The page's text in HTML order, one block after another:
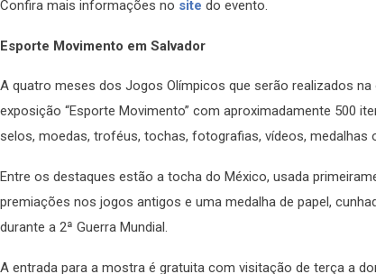
Confira mais informações no site do evento.
Esporte Movimento em Salvador
A quatro meses dos Jogos Olímpicos que serão realizados
exposição “Esporte Movimento” com aproximadamente 500
selos, moedas, troféus, tochas, fotografias, vídeos,
Entre os destaques estão a tocha do México, usada
premiações nos jogos antigos e uma medalha de papel,
durante a 2ª Guerra Mundial.
A entrada para a mostra é gratuita com visitação de terça a